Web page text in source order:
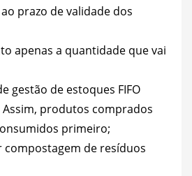
prazo de validade dos
apenas a quantidade que vai
gestão de estoques FIFO
Assim, produtos comprados
primeiro;
compostagem de resíduos